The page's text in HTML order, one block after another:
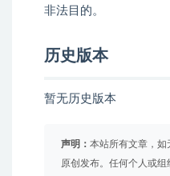
非法目的。
历史版本
暂无历史版本
声明： 本站所有文章，如
原创发布。任何个人或